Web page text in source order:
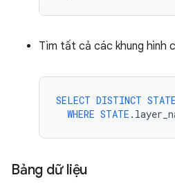
Tìm tất cả các khung hình
SELECT DISTINCT STATE
WHERE STATE .
Bảng dữ liệu